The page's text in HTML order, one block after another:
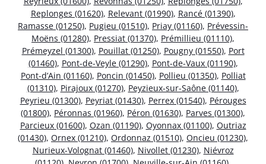
Replonges (01620), Relevant (01990), Rancé (01390),
Ramasse (01250), Pugieu (01510), Priay (01160), Prévessin-
Moëns (01280), Pressiat (01370), Prémillieu (01110),
Prémeyzel (01300), Pouillat (01250), Pougny (01550), Port
(01460), Pont-de-Veyle (01290), Pont-de-Vaux (01190),
Pont-d’Ain (01160), Poncin (01450), Pollieu (01350), Polliat
(01310), Pirajoux (01270), Peyzieux-sur-Saône (01140),
Peyrieu (01300), Peyriat (01430), Perrex (01540), Pérouges
(01800), Péronnas (01960), Péron (01630), Parves (01300),
Parcieux (01600), Ozan (01190), Oyonnax (01100), Outriaz
(01430), Ornex (01210), Ordonnaz (01510), Oncieu (01230),
Nurieux-Volognat (01460), Nivollet (01230), Niévroz